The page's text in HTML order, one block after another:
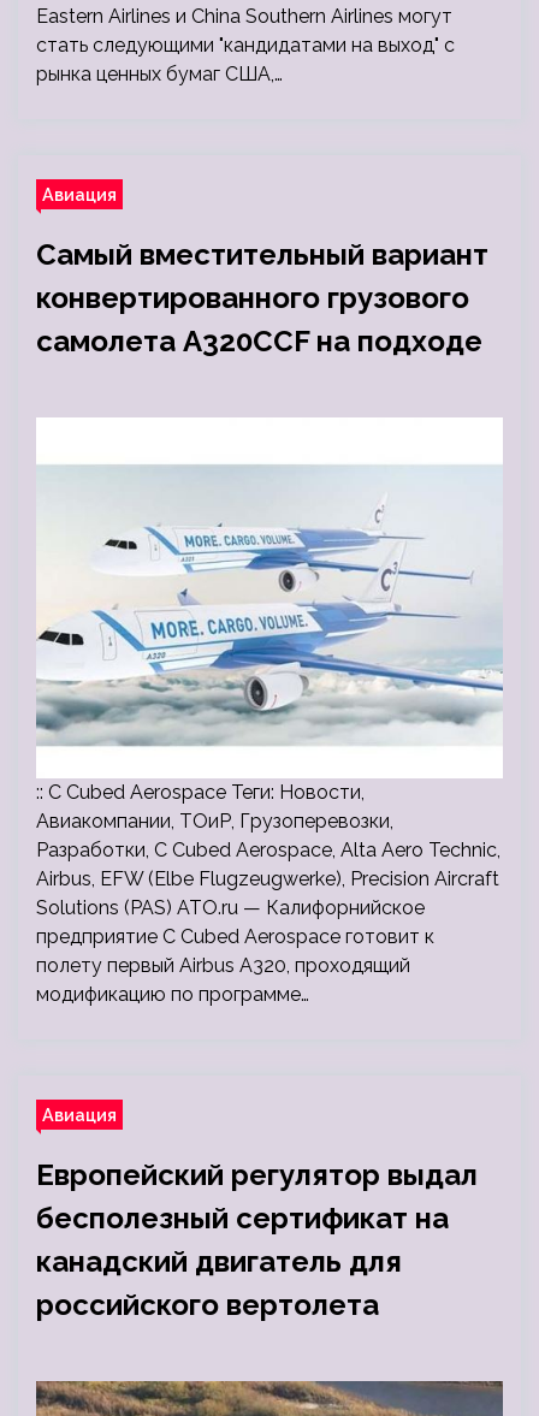
Eastern Airlines и China Southern Airlines могут
стать следующими "кандидатами на выход" с
рынка ценных бумаг США,…
Авиация
Самый вместительный вариант
конвертированного грузового
самолета A320CCF на подходе
:: C Cubed Aerospace Теги: Новости,
Авиакомпании, ТОиР, Грузоперевозки,
Разработки, C Cubed Aerospace, Alta Aero Technic,
Airbus, EFW (Elbe Flugzeugwerke), Precision Aircraft
Solutions (PAS) ATO.ru — Калифорнийское
предприятие C Cubed Aerospace готовит к
полету первый Airbus A320, проходящий
модификацию по программе…
Авиация
Европейский регулятор выдал
бесполезный сертификат на
канадский двигатель для
российского вертолета